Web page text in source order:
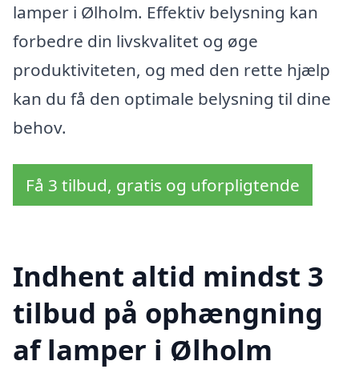
lamper i Ølholm. Effektiv belysning kan
forbedre din livskvalitet og øge
produktiviteten, og med den rette hjælp
kan du få den optimale belysning til dine
behov.
Få 3 tilbud, gratis og uforpligtende
Indhent altid mindst 3
tilbud på ophængning
af lamper i Ølholm